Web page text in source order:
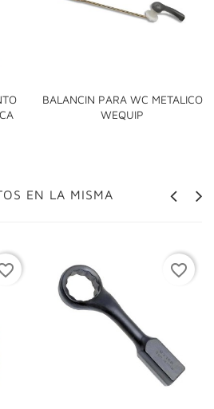
BALANCIN PARA WC METALICO
WEQUIP
EN LA MISMA
favorite_border